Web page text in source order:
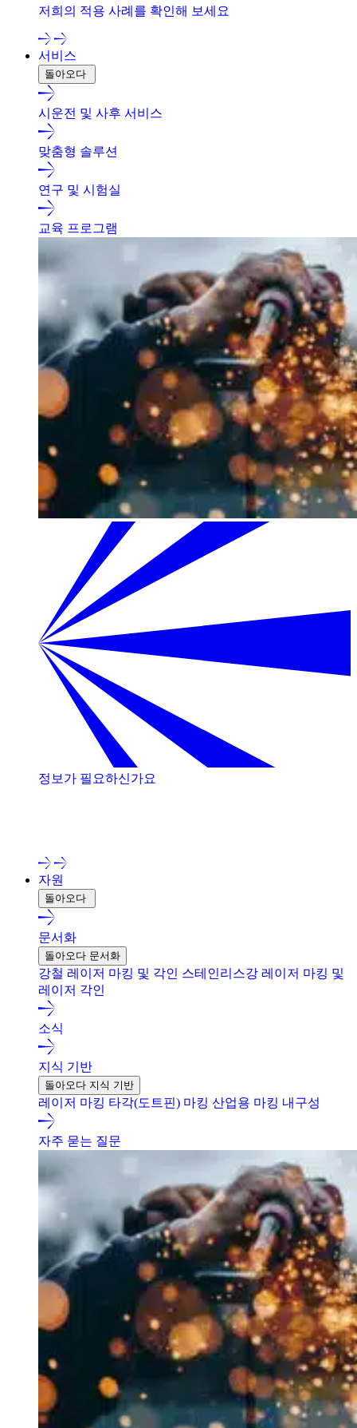
저희의 적용 사례를 확인해 보세요
서비스
돌아오다
시운전 및 사후 서비스
맞춤형 솔루션
연구 및 시험실
교육 프로그램
정보가 필요하신가요
자원
돌아오다
문서화
돌아오다 문서화
강철 레이저 마킹 및 각인 스테인리스강 레이저 마킹 및
레이저 각인
소식
지식 기반
돌아오다 지식 기반
레이저 마킹 타각(도트핀) 마킹 산업용 마킹 내구성
자주 묻는 질문